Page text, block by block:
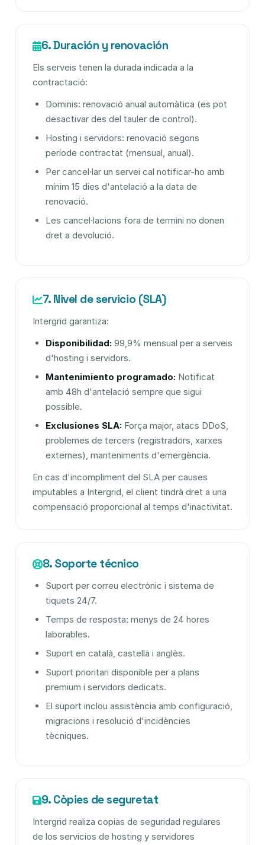
6. Duración y renovación
Els serveis tenen la durada indicada a la
contractació:
Dominis: renovació anual automàtica (es pot
desactivar des del tauler de control).
Hosting i servidors: renovació segons
període contractat (mensual, anual).
Per cancel·lar un servei cal notificar-ho amb
mínim 15 dies d'antelació a la data de
renovació.
Les cancel·lacions fora de termini no donen
dret a devolució.
7. Nivel de servicio (SLA)
Intergrid garantiza:
Disponibilidad: 99,9% mensual per a serveis
d'hosting i servidors.
Mantenimiento programado: Notificat
amb 48h d'antelació sempre que sigui
possible.
Exclusiones SLA: Força major, atacs DDoS,
problemes de tercers (registradors, xarxes
externes), manteniments d'emergència.
En cas d'incompliment del SLA per causes
imputables a Intergrid, el client tindrà dret a una
compensació proporcional al temps d'inactivitat.
8. Soporte técnico
Suport per correu electrònic i sistema de
tiquets 24/7.
Temps de resposta: menys de 24 hores
laborables.
Suport en català, castellà i anglès.
Suport prioritari disponible per a plans
premium i servidors dedicats.
El suport inclou assistència amb configuració,
migracions i resolució d'incidències
tècniques.
9. Còpies de seguretat
Intergrid realiza copias de seguridad regulares
de los servicios de hosting y servidores